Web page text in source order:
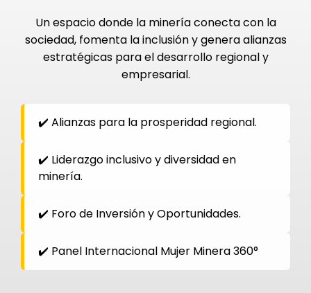
Un espacio donde la minería conecta con la
sociedad, fomenta la inclusión y genera alianzas
estratégicas para el desarrollo regional y
empresarial.
✔️ Alianzas para la prosperidad regional.
✔️ Liderazgo inclusivo y diversidad en
minería.
✔️ Foro de Inversión y Oportunidades.
✔️ Panel Internacional Mujer Minera 360°